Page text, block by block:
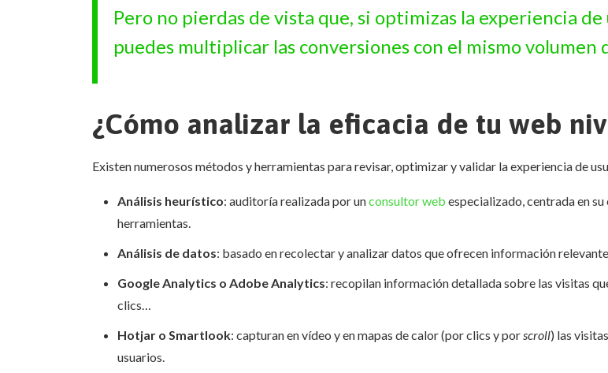
Pero no pierdas de vista que, si optimizas la experiencia
puedes multiplicar las conversiones con el mismo volumen
¿Cómo analizar la eficacia de tu web
Existen numerosos métodos y herramientas para revisar, optimizar y validar la experiencia de
Análisis heurístico: auditoría realizada por unconsultor web especializado, centrada en
herramientas.
Análisis de datos: basado en recolectar y analizar datos que ofrecen información
Google Analytics o Adobe Analytics: recopilan información detallada sobre las visitas
clics…
Hotjar o Smartlook: capturan en vídeo y en mapas de calor (por clics y porscroll) las
usuarios.